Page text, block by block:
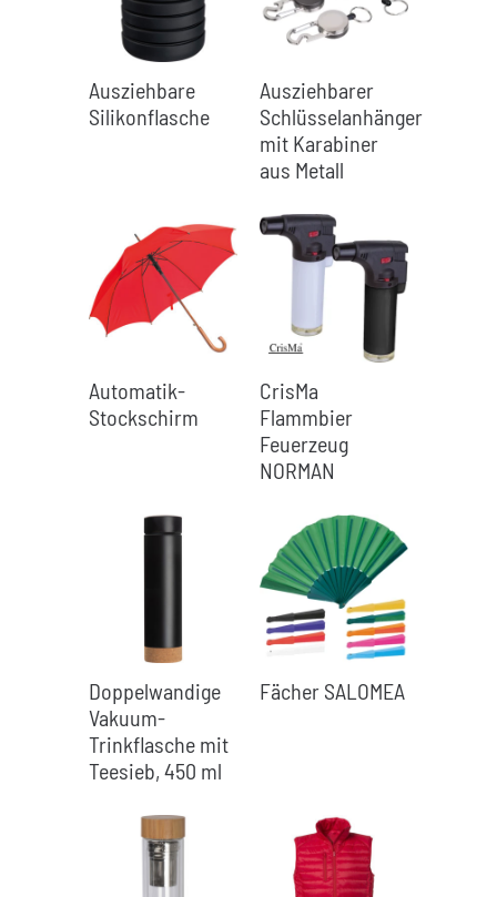
Ausziehbare
Silikonflasche
Ausziehbarer
Schlüsselanhänger
mit Karabiner
aus Metall
Automatik-
Stockschirm
CrisMa
Flammbier
Feuerzeug
NORMAN
Doppelwandige
Vakuum-
Trinkflasche mit
Teesieb, 450 ml
Fächer SALOMEA